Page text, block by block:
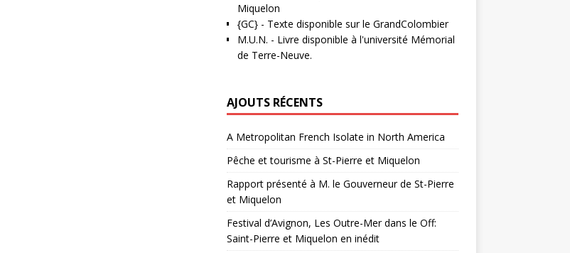
Miquelon
{GC}- Texte disponible sur le GrandColombier
M.U.N. - Livre disponible à l'université Mémorial
de Terre-Neuve.
AJOUTS RÉCENTS
A Metropolitan French Isolate in North America
Pêche et tourisme à St-Pierre et Miquelon
Rapport présenté à M. le Gouverneur de St-Pierre
et Miquelon
Festival d’Avignon, Les Outre-Mer dans le Off:
Saint-Pierre et Miquelon en inédit